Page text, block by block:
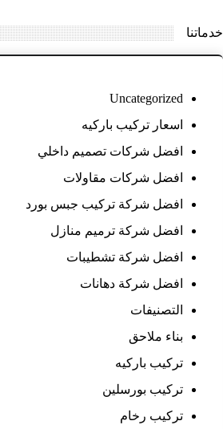
خدماتنا
Uncategorized
اسعار تركيب باركيه
افضل شركات تصميم داخلي
افضل شركات مقاولات
افضل شركة تركيب جبس بورد
افضل شركة ترميم منازل
افضل شركة تشطيبات
افضل شركة دهانات
التصنيفات
بناء ملاحق
تركيب باركيه
تركيب بورسلين
تركيب رخام